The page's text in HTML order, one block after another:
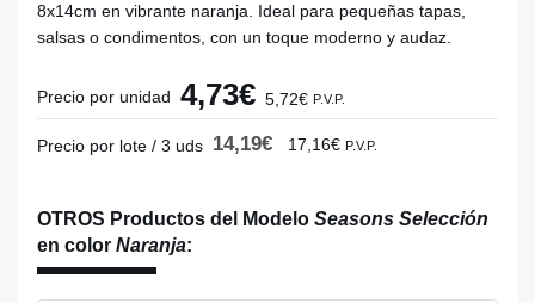
8x14cm en vibrante naranja. Ideal para pequeñas tapas,
salsas o condimentos, con un toque moderno y audaz.
Precio por unidad 4,73€ 5,72€ P.V.P.
Precio por lote / 3 uds 14,19€ 17,16€ P.V.P.
OTROS Productos del Modelo Seasons Selección
en color Naranja: